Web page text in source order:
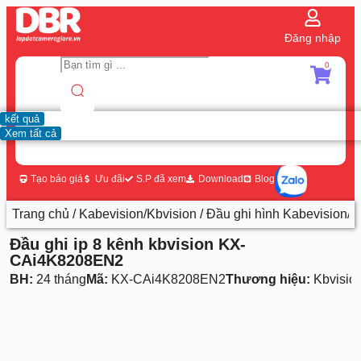
Đăng nhập
kết quả
Xem tất cả
0
Tạo báo giá Ưu đãi S.P đã xem Download Blog
Trang chủ / Kabevision/Kbvision /Đầu ghi hình Kabevision/
Đầu ghi ip 8 kênh kbvision KX-
CAi4K8208EN2
BH: 24 tháng Mã: KX-CAi4K8208EN2Thương hiệu: